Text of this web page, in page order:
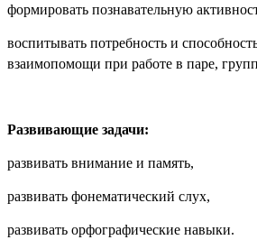
формировать познавательную
воспитывать потребность и
взаимопомощи при работе в паре,
Развивающие задачи:
развивать внимание и память,
развивать фонематический слух,
развивать орфографические навыки.